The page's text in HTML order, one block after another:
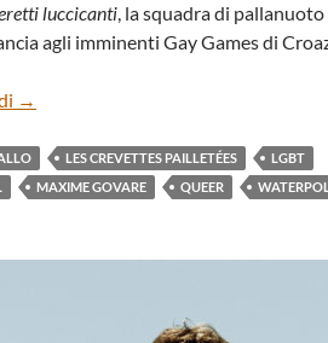
luccicanti, la squadra di pallanuoto
agli imminenti Gay Games di
“LES CREVETTES PAILLETÉES” DI
→
LES CREVETTES PAILLETÉES
LGBT
MAXIME GOVARE QUEER